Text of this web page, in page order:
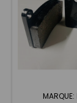
MARQUE: